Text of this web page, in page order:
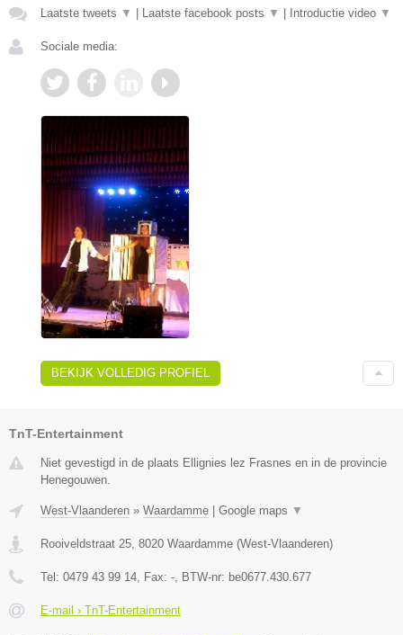
Laatste tweets ▼ Laatste facebook posts ▼ Introductie video ▼
Sociale media:
BEKIJK VOLLEDIG PROFIEL
TnT-Entertainment
Niet gevestigd in de plaats Ellignies lez Frasnes en in de provincie
Henegouwen.
West-Vlaanderen » Waardamme Google maps ▼
Rooiveldstraat 25 8020 Waardamme (West-Vlaanderen)
Tel: 0479 43 99 14 , Fax: - , BTW-nr: be0677.430.677
E-mail › TnT-Entertainment